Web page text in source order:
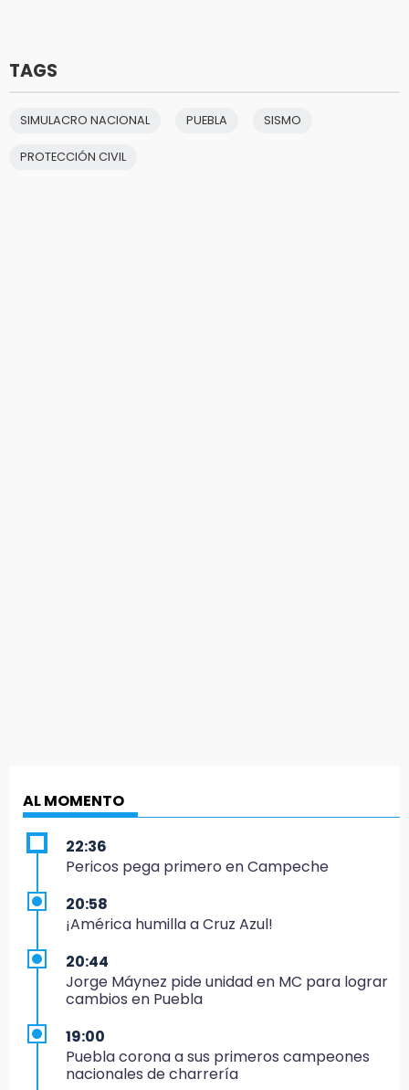
TAGS
SIMULACRO NACIONAL PUEBLA SISMO
PROTECCIÓN CIVIL
AL MOMENTO
22:36
Pericos pega primero en Campeche
20:58
¡América humilla a Cruz Azul!
20:44
Jorge Máynez pide unidad en MC para lograr
cambios en Puebla
19:00
Puebla corona a sus primeros campeones
nacionales de charrería